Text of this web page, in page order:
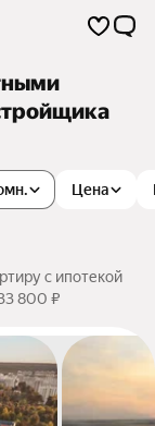
Цена
с ипотекой
800 ₽